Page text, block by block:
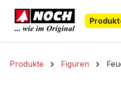
Zur
Produkte Figuren